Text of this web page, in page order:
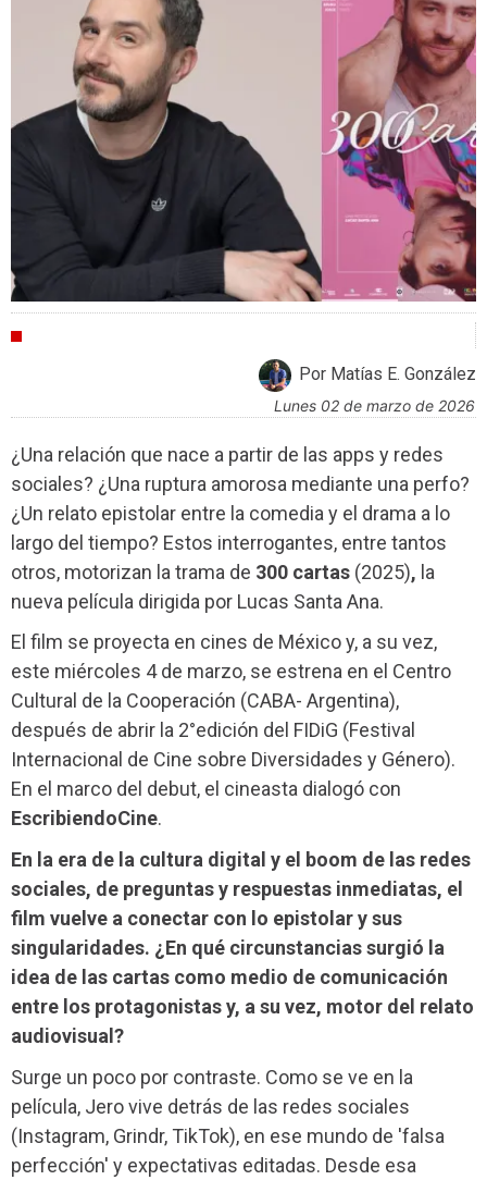
Por Matías E. González
lunes 02 de marzo de 2026
¿Una relación que nace a partir de las apps y redes
sociales? ¿Una ruptura amorosa mediante una perfo?
¿Un relato epistolar entre la comedia y el drama a lo
largo del tiempo? Estos interrogantes, entre tantos
otros, motorizan la trama de 300 cartas (2025), la
nueva película dirigida por Lucas Santa Ana.
El film se proyecta en cines de México y, a su vez,
este miércoles 4 de marzo, se estrena en el Centro
Cultural de la Cooperación (CABA- Argentina),
después de abrir la 2°edición del FIDiG (Festival
Internacional de Cine sobre Diversidades y Género).
En el marco del debut, el cineasta dialogó con
EscribiendoCine.
En la era de la cultura digital y el boom de las redes
sociales, de preguntas y respuestas inmediatas, el
film vuelve a conectar con lo epistolar y sus
singularidades. ¿En qué circunstancias surgió la
idea de las cartas como medio de comunicación
entre los protagonistas y, a su vez, motor del relato
audiovisual?
Surge un poco por contraste. Como se ve en la
película, Jero vive detrás de las redes sociales
(Instagram, Grindr, TikTok), en ese mundo de 'falsa
perfección' y expectativas editadas. Desde esa